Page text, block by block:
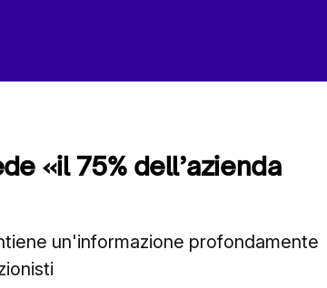
«il 75% dell’azienda
un'informazione profondamente